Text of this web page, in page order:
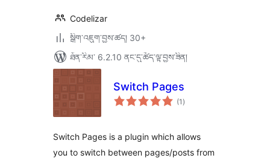
Codelizar
སྒྲིག་འཇུག་བྱས་ཚད། 30+
ཐོན་རིམ་ 6.2.10 ནང་དུ་ཚོད་ལྟ་བྱས་ཟིན།
Switch Pages
(1 གདེང་
འཇོག་
)
Switch Pages is a plugin which allows
you to switch between pages/posts from